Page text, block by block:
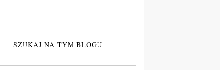
SZUKAJ NA TYM BLOGU